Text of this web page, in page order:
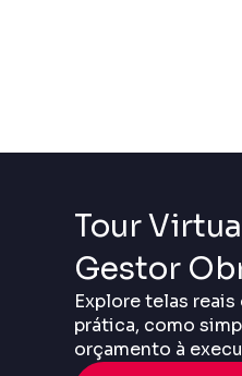
Tour
Gestor
Explore telas
prática, como
orçamento à